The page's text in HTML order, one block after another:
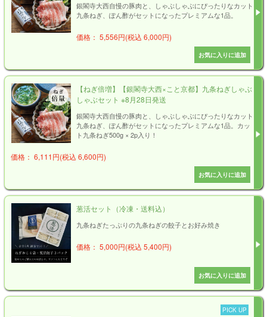
銀閣寺大西自慢の豚肉と、しゃぶしゃぶにぴったりなカット
九条ねぎ、ぽん酢がセットになったプレミアムな1品。
価格： 5,556円(税込 6,000円)
【ねぎ倍増】【銀閣寺大西×こと京都】九条ねぎしゃぶ
しゃぶセット ※8月28日発送
銀閣寺大西自慢の豚肉と、しゃぶしゃぶにぴったりなカット
九条ねぎ、ぽん酢がセットになったプレミアムな1品。カッ
ト九条ねぎ500g × 2p入り！
価格： 6,111円(税込 6,600円)
葱活セット（冷凍・送料込）
九条ねぎたっぷりの九条ねぎの餃子とお好み焼き
価格： 5,000円(税込 5,400円)
PICK UP